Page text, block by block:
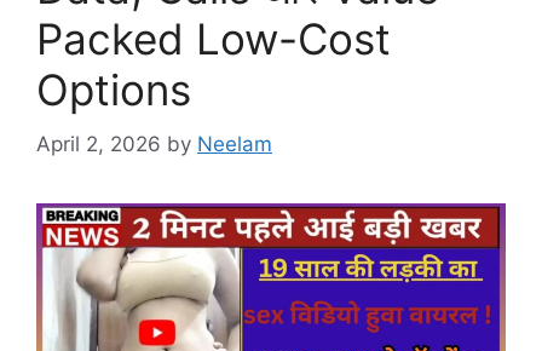
Packed Low-Cost
Options
April 2, 2026 by Neelam